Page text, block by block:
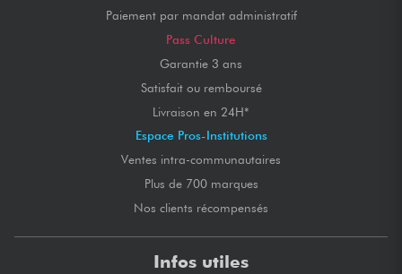
Paiement par mandat administratif
Pass Culture
Garantie 3 ans
Satisfait ou remboursé
Livraison en 24H*
Espace Pros-Institutions
Ventes intra-communautaires
Plus de 700 marques
Nos clients récompensés
Infos utiles